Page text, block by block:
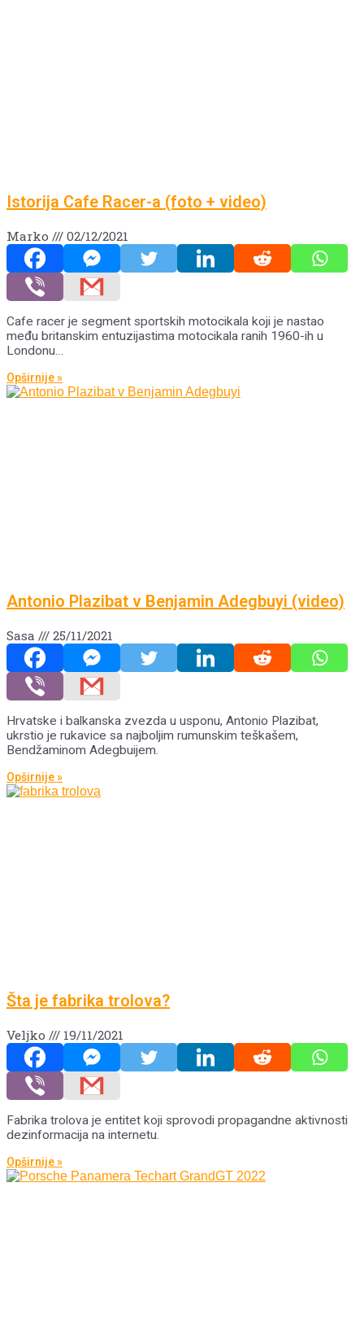
Istorija Cafe Racer-a (foto + video)
Marko 02/12/2021
Cafe racer je segment sportskih motocikala koji je nastao
među britanskim entuzijastima motocikala ranih 1960-ih u
Londonu…
Opširnije »
Antonio Plazibat v Benjamin Adegbuyi (video)
Sasa 25/11/2021
Hrvatske i balkanska zvezda u usponu, Antonio Plazibat,
ukrstio je rukavice sa najboljim rumunskim teškašem,
Bendžaminom Adegbuijem.
Opširnije »
Šta je fabrika trolova?
Veljko 19/11/2021
Fabrika trolova je entitet koji sprovodi propagandne aktivnosti
dezinformacija na internetu.
Opširnije »